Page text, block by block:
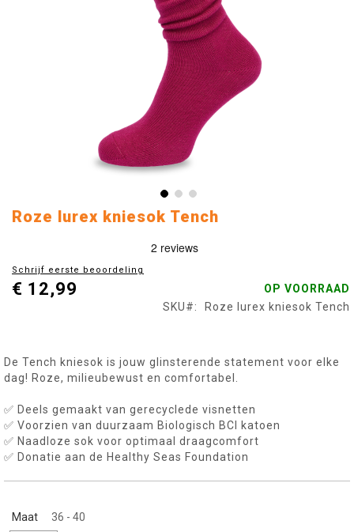
Ga
van
de
Roze lurex kniesok Tench
Schrijf eerste beoordeling
€ 12,99
OP VOORRAAD
SKU
Roze lurex kniesok Tench
De Tench kniesok is jouw glinsterende statement voor elke
dag! Roze, milieubewust en comfortabel.
✅ Deels gemaakt van gerecyclede visnetten
✅ Voorzien van duurzaam Biologisch BCI katoen
✅ Naadloze sok voor optimaal draagcomfort
✅ Donatie aan de Healthy Seas Foundation
Maat 36 - 40